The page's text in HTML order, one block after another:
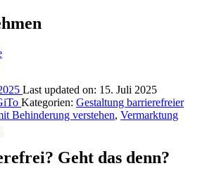
Last updated on: 15. Juli 2025
Kategorien: Gestaltung barrierefreier
Behinderung verstehen, Vermarktung
Geht das denn?